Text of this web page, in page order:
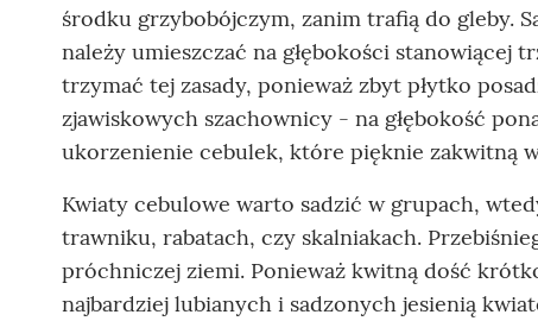
środku grzybobójczym, zanim trafią do gleby.
należy umieszczać na głębokości
trzymać tej zasady, ponieważ zbyt płytko
zjawiskowych szachownicy - na głębokość
ukorzenienie cebulek, które pięknie zakwitną
Kwiaty cebulowe warto sadzić w grupach,
trawniku, rabatach, czy skalniakach.
próchniczej ziemi. Ponieważ kwitną dość
najbardziej lubianych i sadzonych jesienią